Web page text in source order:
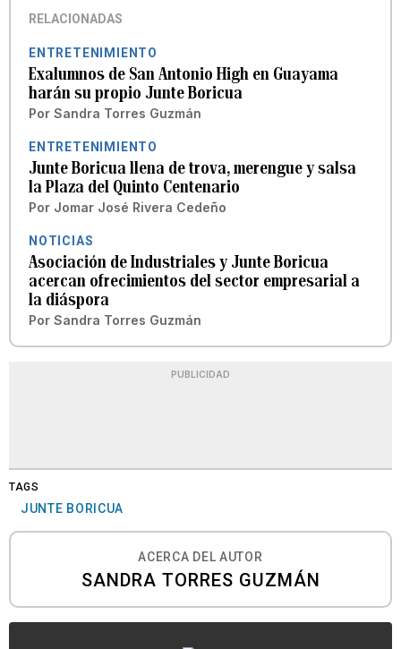
RELACIONADAS
ENTRETENIMIENTO
Exalumnos de San Antonio High en Guayama
harán su propio Junte Boricua
Por Sandra Torres Guzmán
ENTRETENIMIENTO
Junte Boricua llena de trova, merengue y salsa
la Plaza del Quinto Centenario
Por Jomar José Rivera Cedeño
NOTICIAS
Asociación de Industriales y Junte Boricua
acercan ofrecimientos del sector empresarial a
la diáspora
Por Sandra Torres Guzmán
PUBLICIDAD
TAGS
JUNTE BORICUA
ACERCA DEL AUTOR
SANDRA TORRES GUZMÁN